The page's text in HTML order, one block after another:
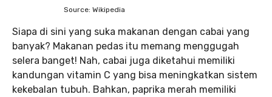
Source: Wikipedia
Siapa di sini yang suka makanan dengan cabai yang
banyak? Makanan pedas itu memang menggugah
selera banget! Nah, cabai juga diketahui memiliki
kandungan vitamin C yang bisa meningkatkan sistem
kekebalan tubuh. Bahkan, paprika merah memiliki